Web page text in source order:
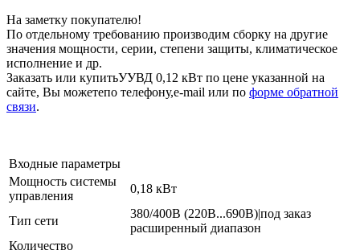
На заметку покупателю!
По отдельному требованию производим сборку на другие
значения мощности, серии, степени защиты, климатическое
исполнение и др.
Заказать или купитьУУВД 0,12 кВт по цене указанной на
сайте, Вы можетепо телефону,e-mail или по форме обратной
связи.
Входные параметры
Мощность системы
управления
0,18 кВт
Тип сети
380/400В (220В...690В)|под заказ
расширенный диапазон
Количество